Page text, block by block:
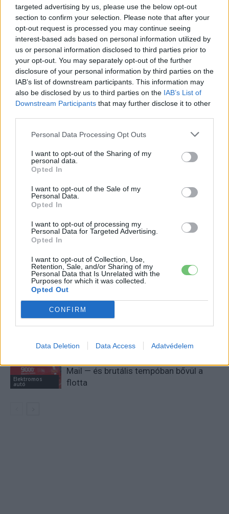
targeted advertising by us, please use the below opt-out
section to confirm your selection. Please note that after your
opt-out request is processed you may continue seeing
interest-based ads based on personal information utilized by
us or personal information disclosed to third parties prior to
your opt-out. You may separately opt-out of the further
disclosure of your personal information by third parties on the
IAB’s list of downstream participants. This information may
also be disclosed by us to third parties on the IAB’s List of
Downstream Participants that may further disclose it to other
Personal Data Processing Opt Outs
I want to opt-out of the Sharing of my
personal data.
Opted In
I want to opt-out of the Sale of my
Personal Data.
Opted In
I want to opt-out of processing my
Personal Data for Targeted Advertising.
Opted In
I want to opt-out of Collection, Use,
Retention, Sale, and/or Sharing of my
Personal Data that Is Unrelated with the
Purposes for which it was collected.
Opted Out
CONFIRM
Data Deletion Data Access Adatvédelem
Kovács Kata
Szeretem az elektromos autókat és a modern technológiát!
KAPCSOLÓDÓ CIKKEK TÖBB A SZERZŐTŐL
Elektromos
Tesla: visszatért a régi árazás a magyar
Supercharger-hálózaton
30 000 dollár alá szorult a Ford
elektromos pickupjának ára, és nevet is
Elektromos
autó
Mail — és brutális tempóban bővül a
flotta